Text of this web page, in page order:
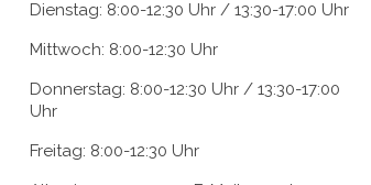
Dienstag: 8:00-12:30 Uhr / 13:30-17:00 Uhr
Mittwoch: 8:00-12:30 Uhr
Donnerstag: 8:00-12:30 Uhr / 13:30-17:00
Uhr
Freitag: 8:00-12:30 Uhr